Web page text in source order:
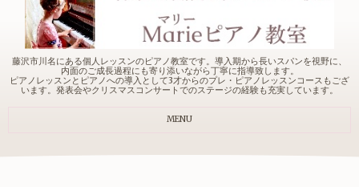
藤沢市川名にある個人レッスンのピアノ教室です。導入期から長いスパンを視野に、
内面のご成長過程にも寄り添いながら丁寧に指導致します。
ピアノレッスンとピアノへの導入として3才からのプレ・ピアノレッスンコースもござ
います。発表会やクリスマスコンサートでのステージの経験も充実しています。
MENU